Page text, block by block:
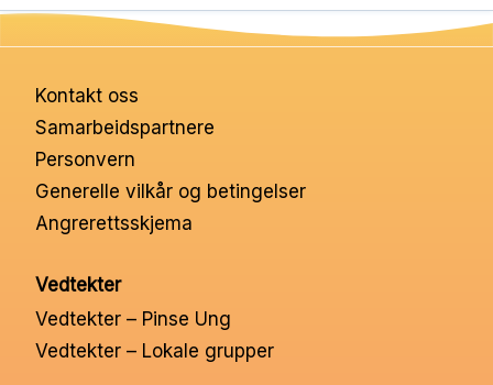
Kontakt oss
Samarbeidspartnere
Personvern
Generelle vilkår og betingelser
Angrerettsskjema
Vedtekter
Vedtekter – Pinse Ung
Vedtekter – Lokale grupper
Hva vi gjør
Ressurser
Nettbutikk
Kontakt oss
Medlemssystem
Min konto